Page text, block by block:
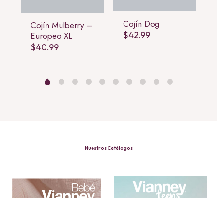
Cojín Mulberry –
Europeo XL
$40.99
Cojín Dog
$42.99
Nuestros Catálogos